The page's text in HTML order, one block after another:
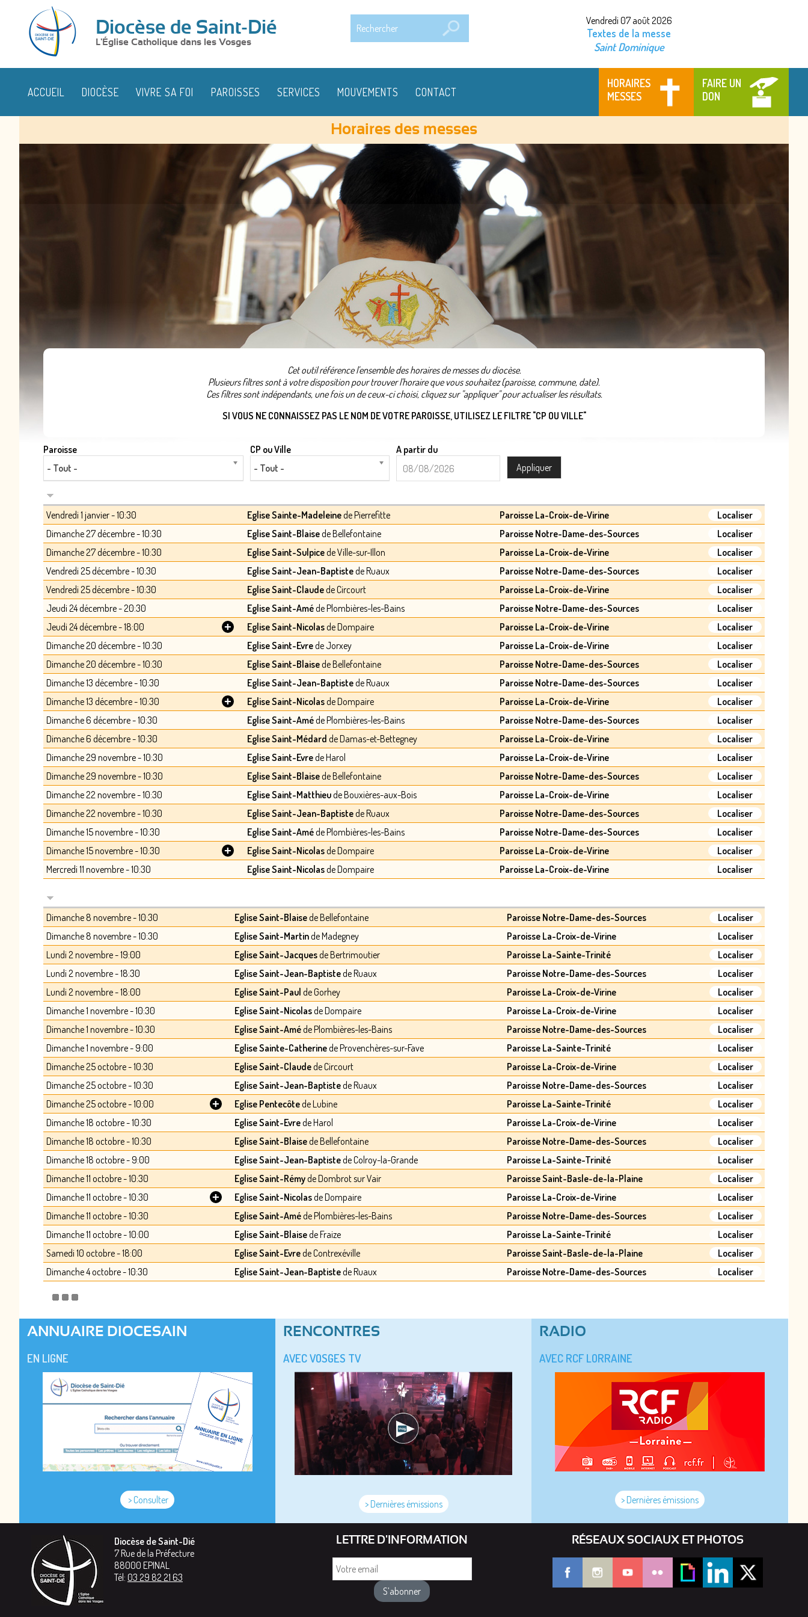
Diocèse de Saint-Dié
L'Église Catholique dans les Vosges
Vendredi 07 août 2026
Textes de la messe
Saint Dominique
HORAIRES
MESSES
FAIRE UN
DON
ACCUEIL DIOCÈSE VIVRE SA FOI PAROISSES SERVICES MOUVEMENTS CONTACT
Horaires des messes
Cet outil référence l'ensemble des horaires de messes du diocèse.
Plusieurs filtres sont à votre disposition pour trouver l'horaire que vous souhaitez (paroisse, commune, date).
Ces filtres sont indépendants, une fois un de ceux-ci choisi, cliquez sur "appliquer" pour actualiser les résultats.
SI VOUS NE CONNAISSEZ PAS LE NOM DE VOTRE PAROISSE, UTILISEZ LE FILTRE "CP OU VILLE"
Paroisse
- Tout -
CP ou Ville
- Tout -
A partir du
partir
Vendredi 1 janvier - 10:30 Eglise Sainte-Madeleinede Pierrefitte Paroisse La-Croix-de-Virine
Localiser
Dimanche 27 décembre - 10:30
Eglise Saint-Blaisede Bellefontaine Paroisse Notre-Dame-des-Sources
Localiser
Dimanche 27 décembre - 10:30
Eglise Saint-Sulpicede Ville-sur-Illon Paroisse La-Croix-de-Virine
Localiser
Vendredi 25 décembre - 10:30
Eglise Saint-Jean-Baptistede Ruaux Paroisse Notre-Dame-des-Sources
Localiser
Vendredi 25 décembre - 10:30
Eglise Saint-Claudede Circourt Paroisse La-Croix-de-Virine
Localiser
Jeudi 24 décembre - 20:30
Eglise Saint-Améde Plombières-les-Bains Paroisse Notre-Dame-des-Sources
Localiser
Jeudi 24 décembre - 18:00
+ Eglise Saint-Nicolasde Dompaire Paroisse La-Croix-de-Virine
Localiser
Dimanche 20 décembre - 10:30
Eglise Saint-Evrede Jorxey Paroisse La-Croix-de-Virine
Localiser
Dimanche 20 décembre - 10:30
Eglise Saint-Blaisede Bellefontaine Paroisse Notre-Dame-des-Sources
Localiser
Dimanche 13 décembre - 10:30
Eglise Saint-Jean-Baptistede Ruaux Paroisse Notre-Dame-des-Sources
Localiser
Dimanche 13 décembre - 10:30
+ Eglise Saint-Nicolasde Dompaire Paroisse La-Croix-de-Virine
Localiser
Dimanche 6 décembre - 10:30
Eglise Saint-Améde Plombières-les-Bains Paroisse Notre-Dame-des-Sources
Localiser
Dimanche 6 décembre - 10:30
Eglise Saint-Médard de Damas-et-Bettegney Paroisse La-Croix-de-Virine
Localiser
Dimanche 29 novembre - 10:30
Eglise Saint-Evrede Harol Paroisse La-Croix-de-Virine
Localiser
Dimanche 29 novembre - 10:30
Eglise Saint-Blaisede Bellefontaine Paroisse Notre-Dame-des-Sources
Localiser
Dimanche 22 novembre - 10:30
Eglise Saint-Matthieude Bouxières-aux-Bois Paroisse La-Croix-de-Virine
Localiser
Dimanche 22 novembre - 10:30
Eglise Saint-Jean-Baptistede Ruaux Paroisse Notre-Dame-des-Sources
Localiser
Dimanche 15 novembre - 10:30
Eglise Saint-Améde Plombières-les-Bains Paroisse Notre-Dame-des-Sources
Localiser
Dimanche 15 novembre - 10:30
+ Eglise Saint-Nicolasde Dompaire Paroisse La-Croix-de-Virine
Localiser
Mercredi 11 novembre - 10:30
Eglise Saint-Nicolasde Dompaire Paroisse La-Croix-de-Virine Localiser
Dimanche 8 novembre - 10:30 Eglise Saint-Blaisede Bellefontaine Paroisse Notre-Dame-des-Sources
Localiser
Dimanche 8 novembre - 10:30
Eglise Saint-Martinde Madegney Paroisse La-Croix-de-Virine
Localiser
Lundi 2 novembre - 19:00
Eglise Saint-Jacquesde Bertrimoutier Paroisse La-Sainte-Trinité
Localiser
Lundi 2 novembre - 18:30
Eglise Saint-Jean-Baptistede Ruaux Paroisse Notre-Dame-des-Sources
Localiser
Lundi 2 novembre - 18:00
Eglise Saint-Paul de Gorhey Paroisse La-Croix-de-Virine
Localiser
Dimanche 1 novembre - 10:30
Eglise Saint-Nicolasde Dompaire Paroisse La-Croix-de-Virine
Localiser
Dimanche 1 novembre - 10:30
Eglise Saint-Améde Plombières-les-Bains Paroisse Notre-Dame-des-Sources
Localiser
Dimanche 1 novembre - 9:00
Eglise Sainte-Catherinede Provenchères-sur-Fave Paroisse La-Sainte-Trinité
Localiser
Dimanche 25 octobre - 10:30
Eglise Saint-Claudede Circourt Paroisse La-Croix-de-Virine
Localiser
Dimanche 25 octobre - 10:30
Eglise Saint-Jean-Baptistede Ruaux Paroisse Notre-Dame-des-Sources
Localiser
Dimanche 25 octobre - 10:00
+ Eglise Pentecôtede Lubine Paroisse La-Sainte-Trinité
Localiser
Dimanche 18 octobre - 10:30
Eglise Saint-Evrede Harol Paroisse La-Croix-de-Virine
Localiser
Dimanche 18 octobre - 10:30
Eglise Saint-Blaisede Bellefontaine Paroisse Notre-Dame-des-Sources
Localiser
Dimanche 18 octobre - 9:00
Eglise Saint-Jean-Baptistede Colroy-la-Grande Paroisse La-Sainte-Trinité
Localiser
Dimanche 11 octobre - 10:30
Eglise Saint-Rémyde Dombrot sur Vair Paroisse Saint-Basle-de-la-Plaine
Localiser
Dimanche 11 octobre - 10:30
+ Eglise Saint-Nicolasde Dompaire Paroisse La-Croix-de-Virine
Localiser
Dimanche 11 octobre - 10:30
Eglise Saint-Améde Plombières-les-Bains Paroisse Notre-Dame-des-Sources
Localiser
Dimanche 11 octobre - 10:00
Eglise Saint-Blaisede Fraize Paroisse La-Sainte-Trinité
Localiser
Samedi 10 octobre - 18:00
Eglise Saint-Evrede Contrexéville Paroisse Saint-Basle-de-la-Plaine
Localiser
Dimanche 4 octobre - 10:30
Eglise Saint-Jean-Baptistede Ruaux Paroisse Notre-Dame-des-Sources Localiser
ANNUAIRE DIOCESAIN
EN LIGNE
> Consulter
RENCONTRES
AVEC VOSGES TV
> Dernières émissions
RADIO
AVEC RCF LORRAINE
> Dernières émissions
Diocèse de Saint-Dié
7 Rue de la Préfecture
88000 EPINAL
Tél: 03 29 82 21 63
LETTRE D'INFORMATION RÉSEAUX SOCIAUX ET PHOTOS